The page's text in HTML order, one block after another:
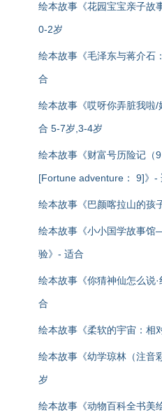
绘本故事《花园宝宝亲子故
0-2岁
绘本故事《毛泽东与蒋介石
合
绘本故事《哎呀你弄脏我啦
合 5-7岁,3-4岁
绘本故事《财富号历险记（
[Fortune adventure： 9]》-
绘本故事《巴颜喀拉山的孩
绘本故事《小小国学故事
验》- 适合
绘本故事《你猜神仙怎么说
合
绘本故事《柔软的宇宙：相
绘本故事《幼学琼林（注音
岁
绘本故事《动物百科全书美